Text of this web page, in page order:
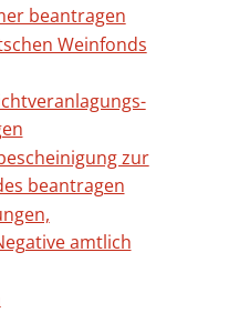
beantragen
Weinfonds
zur
beantragen
amtlich